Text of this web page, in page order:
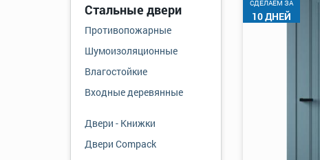
Стальные двери
Противопожарные
Шумоизоляционные
Влагостойкие
Входные деревянные
Двери - Книжки
Двери Compack
CДЕЛАЕМ ЗА
10 ДНЕЙ